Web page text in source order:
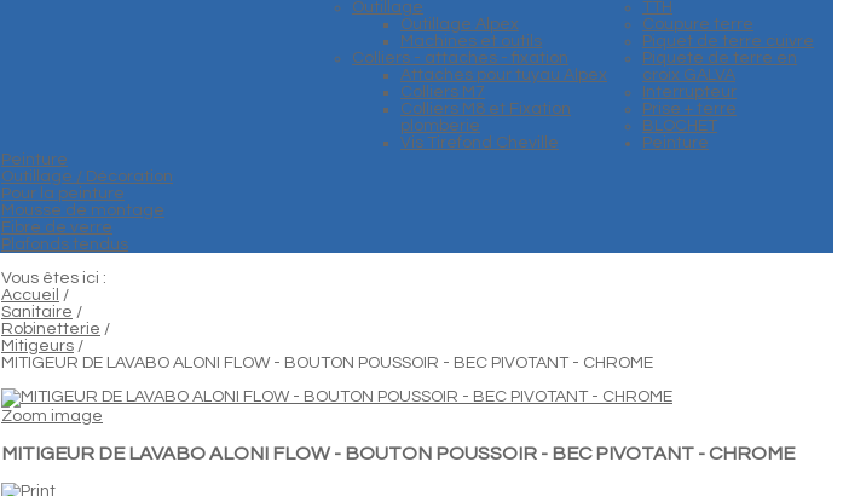
Outillage
Outillage Alpex
Machines et outils
Colliers - attaches - fixation
Attaches pour tuyau Alpex
Colliers M7
Colliers M8 et Fixation
plomberie
Vis Tirefond Cheville
TTH
Coupure terre
Piquet de terre cuivre
Piquete de terre en
croix GALVA
Interrupteur
Prise + terre
BLOCHET
Peinture
Peinture
Outillage / Décoration
Pour la peinture
Mousse de montage
Fibre de verre
Plafonds tendus
Vous êtes ici :
Accueil /
Sanitaire /
Robinetterie /
Mitigeurs /
MITIGEUR DE LAVABO ALONI FLOW - BOUTON POUSSOIR - BEC PIVOTANT - CHROME
Zoom image
MITIGEUR DE LAVABO ALONI FLOW - BOUTON POUSSOIR - BEC PIVOTANT - CHROME